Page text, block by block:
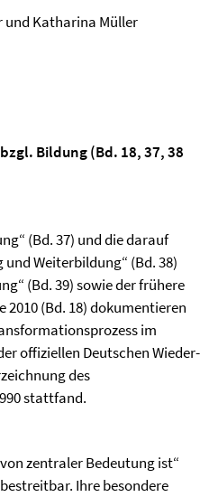
und Katharina Müller
Bildung (Bd. 18, 37, 38
(Bd. 37) und die darauf
Weiterbildung“ (Bd. 38)
(Bd. 39) sowie der frühere
2010 (Bd. 18) dokumentieren
im
offiziellen Deutschen Wieder­
des
stattfand.
zentraler Bedeutung ist“
Ihre besondere